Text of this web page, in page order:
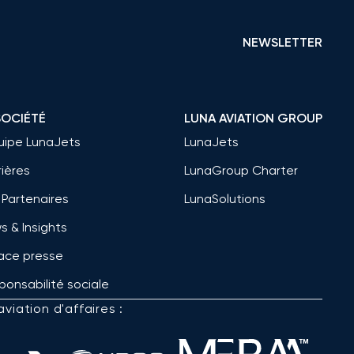
NEWSLETTER
LunaJets
& Insights
presse
sociale
LUNA AVIATION GROUP
LunaJets
LunaGroup Charter
LunaSolutions
d'affaires :